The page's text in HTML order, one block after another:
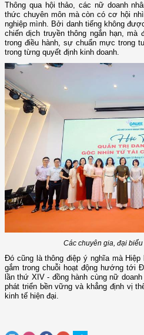
Thông qua hội thảo, các nữ doanh
thức chuyên môn mà còn có cơ hội
nghiệp mình. Bởi danh tiếng không
chiến dịch truyền thông ngắn hạn,
trong điều hành, sự chuẩn mực trong
trong từng quyết định kinh doanh.
Các chuyên gia, đại
Đó cũng là thông điệp ý nghĩa mà
gắm trong chuỗi hoạt động hướng tới
lần thứ XIV - đồng hành cùng nữ
phát triển bền vững và khẳng định vị
kinh tế hiện đại.